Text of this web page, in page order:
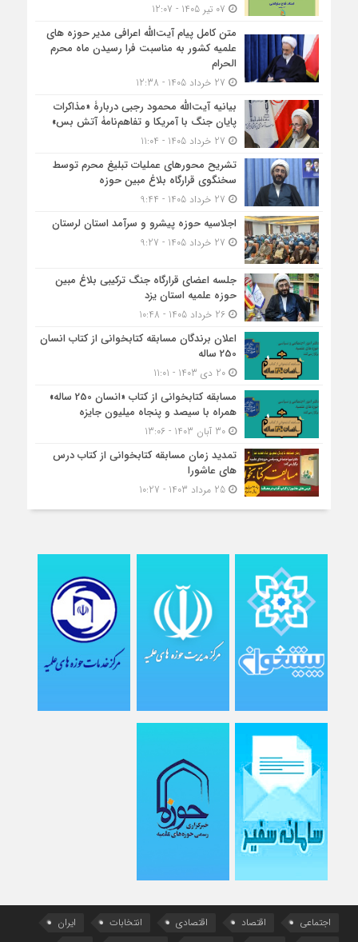
متن کامل پیام آیت‌الله اعرافی مدیر حوزه های
علمیه کشور به مناسبت فرا رسیدن ماه محرم
الحرام
بیانیه آیت‌الله محمود رجبی دربارۀ «مذاکرات
پایان جنگ با آمریکا و تفاهم‌نامۀ آتش بس»
تشریح محورهای عملیات تبلیغ محرم توسط
سخنگوی قرارگاه بلاغ مبین حوزه
اجلاسیه حوزه پیشرو و سرآمد استان لرستان
جلسه اعضای قرارگاه جنگ ترکیبی بلاغ مبین
حوزه علمیه استان یزد
26 خرداد 1405 - 10:48
اعلان برندگان مسابقه کتابخوانی از کتاب انسان
250 ساله
20 دی 1403 - 11:01
مسابقه کتاب‎خوانی از کتاب «انسان 250 ساله»
همراه با سیصد و پنجاه میلیون جایزه
30 آبان 1403 - 13:06
تمدید زمان مسابقه کتابخوانی از کتاب درس
های عاشورا
25 مرداد 1403 - 10:27
اجتماعی اقتصاد اقتصادی انتخابات
ایران